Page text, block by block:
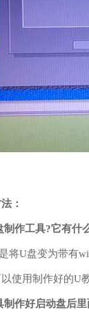
：
作工具?它有什
将U盘变为带有
使用制作好的U
制作好启动盘后